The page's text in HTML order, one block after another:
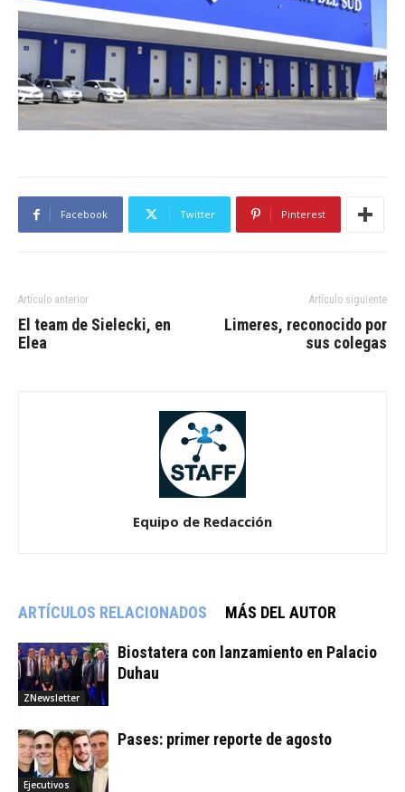
Facebook Twitter Pinterest
Artículo anterior
El team de Sielecki, en
Elea
Artículo siguiente
Limeres, reconocido por
sus colegas
Equipo de Redacción
ARTÍCULOS RELACIONADOS MÁS DEL AUTOR
ZNewsletter
Biostatera con lanzamiento en Palacio
Duhau
Ejecutivos
Pases: primer reporte de agosto